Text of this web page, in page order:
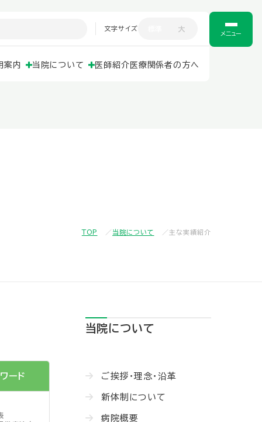
案内 当院について 医師紹介 医療関係者の方へ
文字サイズ 大
メニュー
TOP 当院について 主な実績紹介
ード
当院について
ご挨拶・理念・沿革
新体制について
病院概要